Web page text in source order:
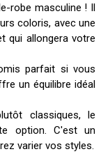
robe masculine ! Il
coloris, avec une
qui allongera votre
parfait si vous
un équilibre idéal
classiques, le
option. C'est un
varier vos styles.